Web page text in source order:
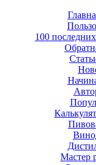
100
Мастер